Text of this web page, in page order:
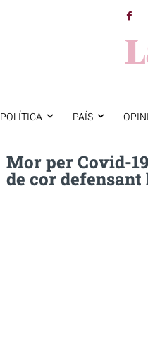
POLÍTICA PAÍS
Mor per Covid-
de cor defensant